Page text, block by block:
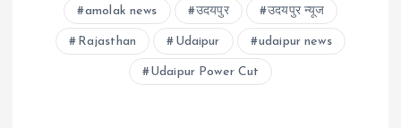
amolak news उदयपुर उदयपुर न्यूज
Rajasthan Udaipur udaipur news
Udaipur Power Cut